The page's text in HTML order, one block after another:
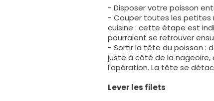
- Disposer votre poisson
- Couper toutes les petites
cuisine : cette étape est
pourraient se retrouver
- Sortir la tête du poisson :
juste à côté de la
l'opération. La tête se
Lever les filets